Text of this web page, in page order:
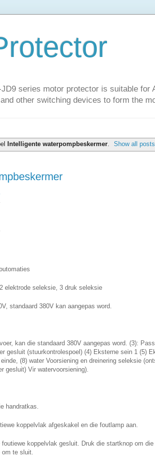
JD9 series motor protector is suitable for
other switching devices to form the
Intelligente waterpompbeskermer. Show all posts
elektrode seleksie, 3 druk seleksie
standaard 380V kan aangepas word.
kan die standaard 380V aangepas word. (3):
gesluit (stuurkontrolespoel) (4) Eksterne sein 1 (5)
(8) water Voorsiening en dreinering seleksie
gesluit) Vir watervoorsiening).
handratkas.
koppelvlak afgeskakel en die foutlamp aan.
koppelvlak gesluit. Druk die startknop om die
te sluit.